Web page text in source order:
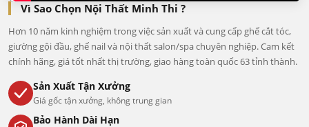
Vì Sao Chọn Nội Thất Minh Thi ?
Hơn 10 năm kinh nghiệm trong việc sản xuất và cung cấp ghế cắt tóc,
giường gội đầu, ghế nail và nội thất salon/spa chuyên nghiệp. Cam kết
chính hãng, giá tốt nhất thị trường, giao hàng toàn quốc 63 tỉnh thành.
Sản Xuất Tận Xưởng
Giá gốc tận xưởng, không trung gian
Bảo Hành Dài Hạn